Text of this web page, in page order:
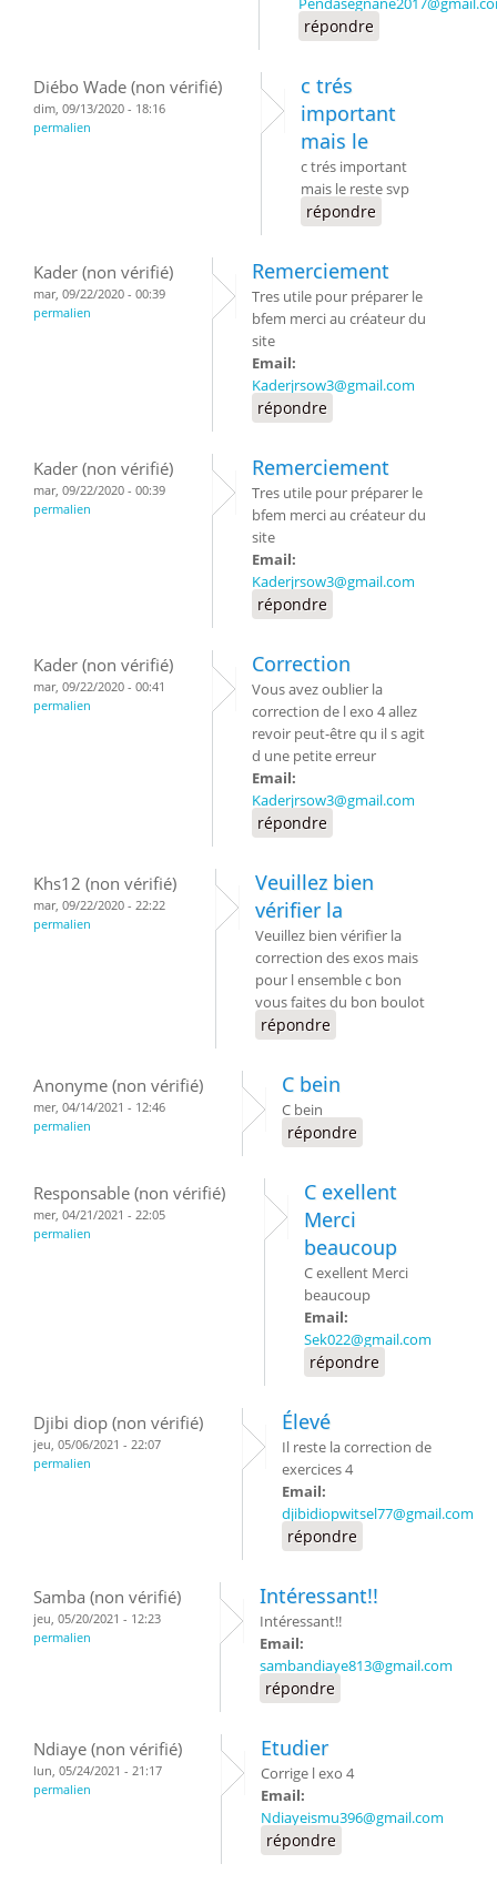
répondre
Diébo Wade (non vérifié)
dim, 09/13/2020 - 18:16
permalien
c trés
important
mais le
c trés important
mais le reste svp
répondre
Kader (non vérifié)
mar, 09/22/2020 - 00:39
permalien
Remerciement
Tres utile pour préparer le
bfem merci au créateur du
site
Email:
Kaderjrsow3@gmail.com
répondre
Kader (non vérifié)
mar, 09/22/2020 - 00:39
permalien
Remerciement
Tres utile pour préparer le
bfem merci au créateur du
site
Email:
Kaderjrsow3@gmail.com
répondre
Kader (non vérifié)
mar, 09/22/2020 - 00:41
permalien
Correction
Vous avez oublier la
correction de l exo 4 allez
revoir peut-être qu il s agit
d une petite erreur
Email:
Kaderjrsow3@gmail.com
répondre
Khs12 (non vérifié)
mar, 09/22/2020 - 22:22
permalien
Veuillez bien
vérifier la
Veuillez bien vérifier la
correction des exos mais
pour l ensemble c bon
vous faites du bon boulot
répondre
Anonyme (non vérifié)
mer, 04/14/2021 - 12:46
permalien
C bein
C bein
répondre
Responsable (non vérifié)
mer, 04/21/2021 - 22:05
permalien
C exellent
Merci
beaucoup
C exellent Merci
beaucoup
Email:
Sek022@gmail.com
répondre
Djibi diop (non vérifié)
jeu, 05/06/2021 - 22:07
permalien
Élevé
Il reste la correction de
exercices 4
Email:
djibidiopwitsel77@gmail.com
répondre
Samba (non vérifié)
jeu, 05/20/2021 - 12:23
permalien
Intéressant!!
Intéressant!!
Email:
sambandiaye813@gmail.com
répondre
Ndiaye (non vérifié)
lun, 05/24/2021 - 21:17
permalien
Etudier
Corrige l exo 4
Email:
Ndiayeismu396@gmail.com
répondre